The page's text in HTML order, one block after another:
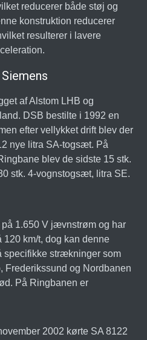
reducerer både støj og
konstruktion reducerer
resulterer i lavere
af Alstom LHB og
DSB bestilte i 1992 en
efter vellykket drift blev der
nye litra SA-togsæt. På
blev de sidste 15 stk.
stk. 4-vognstogsæt, litra SE.
1.650 V jævnstrøm og har
km/t, dog kan denne
specifikke strækninger som
Frederikssund og Nordbanen
På Ringbanen er
2002 kørte SA 8122